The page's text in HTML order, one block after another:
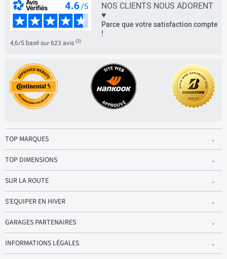
NOS CLIENTS NOUS ADORENT
♥
Parce que votre satisfaction compte
!
4,6/5 basé sur 623 avis (3)
TOP MARQUES
TOP DIMENSIONS
SUR LA ROUTE
S'EQUIPER EN HIVER
GARAGES PARTENAIRES
INFORMATIONS LÉGALES